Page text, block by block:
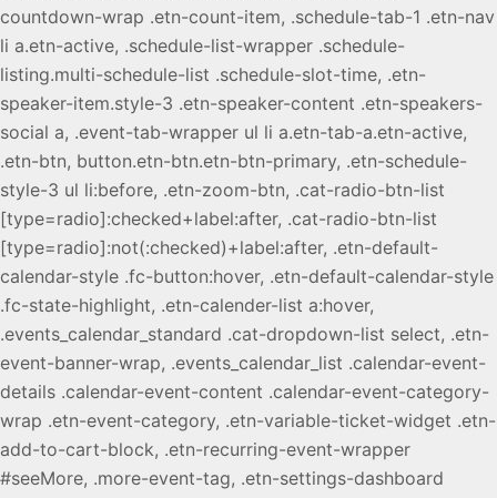
countdown-wrap .etn-count-item, .schedule-tab-1 .etn-nav
li a.etn-active, .schedule-list-wrapper .schedule-
listing.multi-schedule-list .schedule-slot-time, .etn-
speaker-item.style-3 .etn-speaker-content .etn-speakers-
social a, .event-tab-wrapper ul li a.etn-tab-a.etn-active,
.etn-btn, button.etn-btn.etn-btn-primary, .etn-schedule-
style-3 ul li:before, .etn-zoom-btn, .cat-radio-btn-list
[type=radio]:checked+label:after, .cat-radio-btn-list
[type=radio]:not(:checked)+label:after, .etn-default-
calendar-style .fc-button:hover, .etn-default-calendar-style
.fc-state-highlight, .etn-calender-list a:hover,
.events_calendar_standard .cat-dropdown-list select, .etn-
event-banner-wrap, .events_calendar_list .calendar-event-
details .calendar-event-content .calendar-event-category-
wrap .etn-event-category, .etn-variable-ticket-widget .etn-
add-to-cart-block, .etn-recurring-event-wrapper
#seeMore, .more-event-tag, .etn-settings-dashboard